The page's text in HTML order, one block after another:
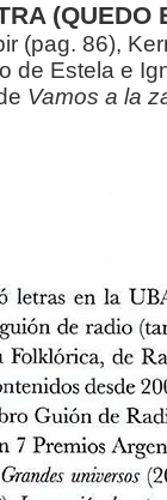
(QUEDO
(pag. 86),
de Estela e
Vamos a la